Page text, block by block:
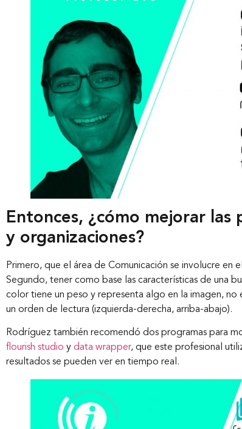
Entonces, ¿cómo mejorar las
y organizaciones?
Primero, que el área de Comunicación se involucre
Segundo, tener como base las características de una
color tiene un peso y representa algo en la imagen, no
un orden de lectura (izquierda-derecha, arriba-abajo).
Rodríguez también recomendó dos programas para
flourish studio y data wrapper, que este profesional
resultados se pueden ver en tiempo real.